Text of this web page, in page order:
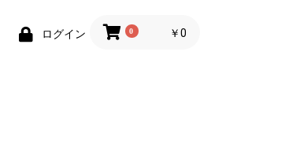
ログイン 0 ￥0